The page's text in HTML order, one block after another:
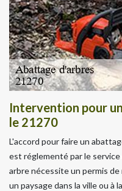
Intervention pour
le 21270
L'accord pour faire un
est réglementé par le
arbre nécessite un permis
un paysage dans la ville ou à